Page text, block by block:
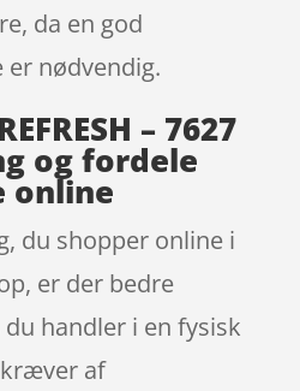
da en god
er nødvendig.
– 7627
og fordele
online
du shopper online i
er der bedre
handler i en fysisk
af